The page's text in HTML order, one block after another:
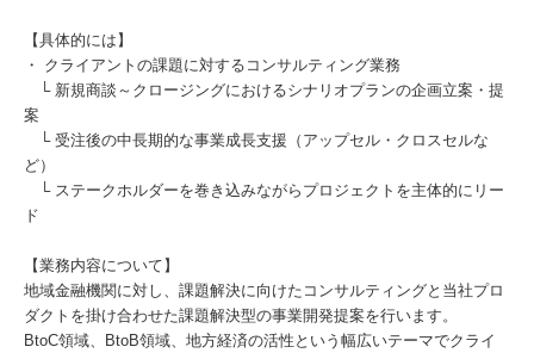
【具体的には】
・ クライアントの課題に対するコンサルティング業務
└ 新規商談～クロージングにおけるシナリオプランの企画立案・提
案
└ 受注後の中長期的な事業成長支援（アップセル・クロスセルな
ど）
└ ステークホルダーを巻き込みながらプロジェクトを主体的にリー
ド
【業務内容について】
地域金融機関に対し、課題解決に向けたコンサルティングと当社プロ
ダクトを掛け合わせた課題解決型の事業開発提案を行います。
BtoC領域、BtoB領域、地方経済の活性という幅広いテーマでクライ